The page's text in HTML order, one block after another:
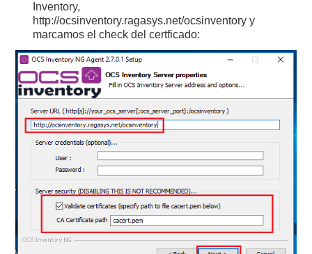
Inventory,
http://ocsinventory.ragasys.net/ocsinventory y
marcamos el check del certficado: